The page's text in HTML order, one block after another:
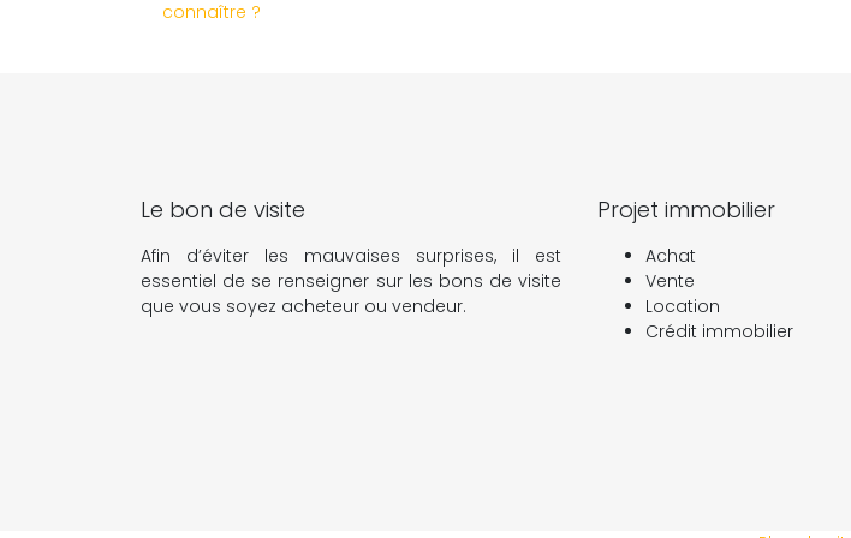
connaître ?
Le bon de visite
Afin d’éviter les mauvaises surprises, il est
essentiel de se renseigner sur les bons de visite
que vous soyez acheteur ou vendeur.
Projet immobilier
Achat
Vente
Location
Crédit immobilier